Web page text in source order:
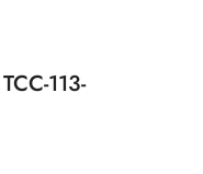
113-